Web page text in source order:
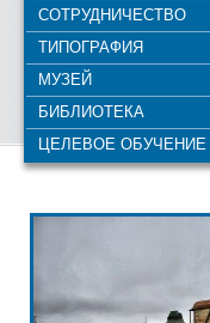
СОТРУДНИЧЕСТВО
ТИПОГРАФИЯ
МУЗЕЙ
БИБЛИОТЕКА
ЦЕЛЕВОЕ ОБУЧЕНИЕ